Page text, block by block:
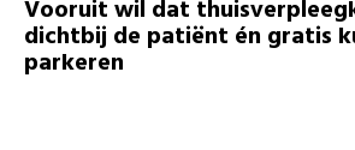
Vooruit wil dat
dichtbij de patiënt én gratis
parkeren